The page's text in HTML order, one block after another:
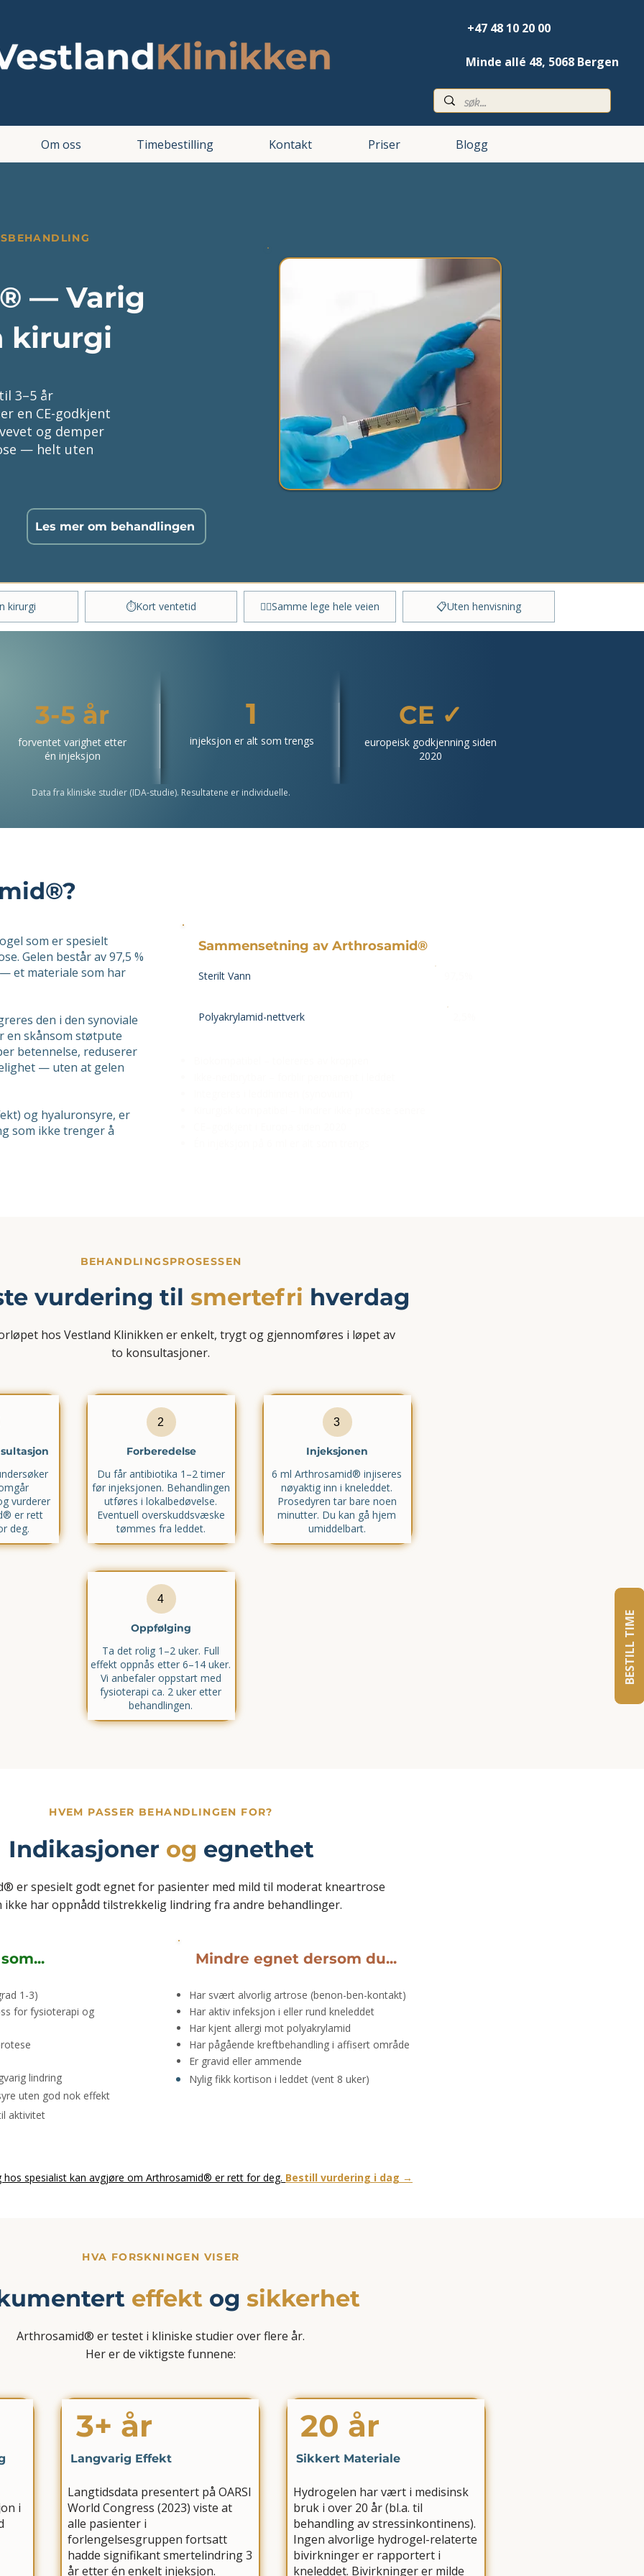
+47 48 10 20 00
Minde allé 48, 5068 Bergen
Om oss Timebestilling Kontakt Priser Blogg
BESTILL TIME
® — Varig
kirurgi
3–5 år
en CE-godkjent
og demper
— helt uten
Les mer om behandlingen
kirurgi ⏱Kort ventetid 👨‍⚕️Samme lege hele veien 📋Uten henvisning
3-5 år
forventet varighet etter
​én injeksjon
1
injeksjon er alt som trengs
CE ✓
europeisk godkjenning siden
2020
Data fra kliniske studier (IDA-studie). Resultatene er individuelle.
som er spesielt
Gelen består av 97,5 %
et materiale som har
den i den synoviale
en skånsom støtpute
betennelse, reduserer
— uten at gelen
og hyaluronsyre, er
som ikke trenger å
Sammensetning av Arthrosamid®
Sterilt Vann
Polyakrylamid-nettverk
BEHANDLINGSPROSESSEN
vurdering til smertefri hverdag
hos Vestland Klinikken er enkelt, trygt og gjennomføres i løpet av
to konsultasjoner.
vurderer
er rett
deg.
2
Forberedelse
Du får antibiotika 1–2 timer
før injeksjonen. Behandlingen
utføres i lokalbedøvelse.
Eventuell overskuddsvæske
tømmes fra leddet.
3
Injeksjonen
6 ml Arthrosamid® injiseres
nøyaktig inn i kneleddet.
Prosedyren tar bare noen
minutter. Du kan gå hjem
umiddelbart.
4
Oppfølging
Ta det rolig 1–2 uker. Full
effekt oppnås etter 6–14 uker.
Vi anbefaler oppstart med
fysioterapi ca. 2 uker etter
behandlingen.​
HVEM PASSER BEHANDLINGEN FOR?
Indikasjoner og egnethet
er spesielt godt egnet for pasienter med mild til moderat kneartrose
ikke har oppnådd tilstrekkelig lindring fra andre behandlinger.
1-3)
for fysioterapi og
lindring
uten god nok effekt
aktivitet
Mindre egnet dersom du...
Har svært alvorlig artrose (benon-ben-kontakt)
Har aktiv infeksjon i eller rund kneleddet
Har kjent allergi mot polyakrylamid
Har pågående kreftbehandling i affisert område
Er gravid eller ammende
Nylig fikk kortison i leddet (vent 8 uker)
hos spesialist kan avgjøre om Arthrosamid® er rett for deg. Bestill vurdering i dag →
HVA FORSKNINGEN VISER
effekt og sikkerhet
Arthrosamid® er testet i kliniske studier over flere år.
Her er de viktigste funnene:
i
3+ år
Langvarig Effekt
Langtidsdata presentert på OARSI
World Congress (2023) viste at
alle pasienter i
forlengelsesgruppen fortsatt
hadde signifikant smertelindring 3
år etter én enkelt injeksjon.
20 år
Sikkert Materiale
Hydrogelen har vært i medisinsk
bruk i over 20 år (bl.a. til
behandling av stressinkontinens).
Ingen alvorlige hydrogel-relaterte
bivirkninger er rapportert i
kneleddet. Bivirkninger er milde